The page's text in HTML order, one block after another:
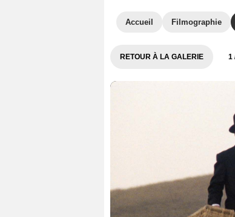
Accueil Filmographie
RETOUR À LA GALERIE 1